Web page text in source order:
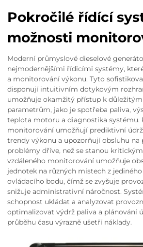
Pokročilé řídící
možnosti
Moderní průmyslové dieselové
nejmodernějšími řídicími systémy,
a monitorování výkonu. Tyto
disponují intuitivním dotykovým
umožňuje okamžitý přístup k
parametrům, jako je spotřeba paliva,
teplota motoru a diagnostika systému.
monitorování umožňují prediktivní
trendy výkonu a upozorňují obsluhu na
problémy dříve, než se stanou
vzdáleného monitorování umožňuje
jednotek na různých místech z
ovládacího bodu, čímž se zvyšuje
snižuje administrativní náročnost.
schopnost ukládat a analyzovat
optimalizovat výdrž paliva a plánování
průběhu času výrazně ušetří náklady.